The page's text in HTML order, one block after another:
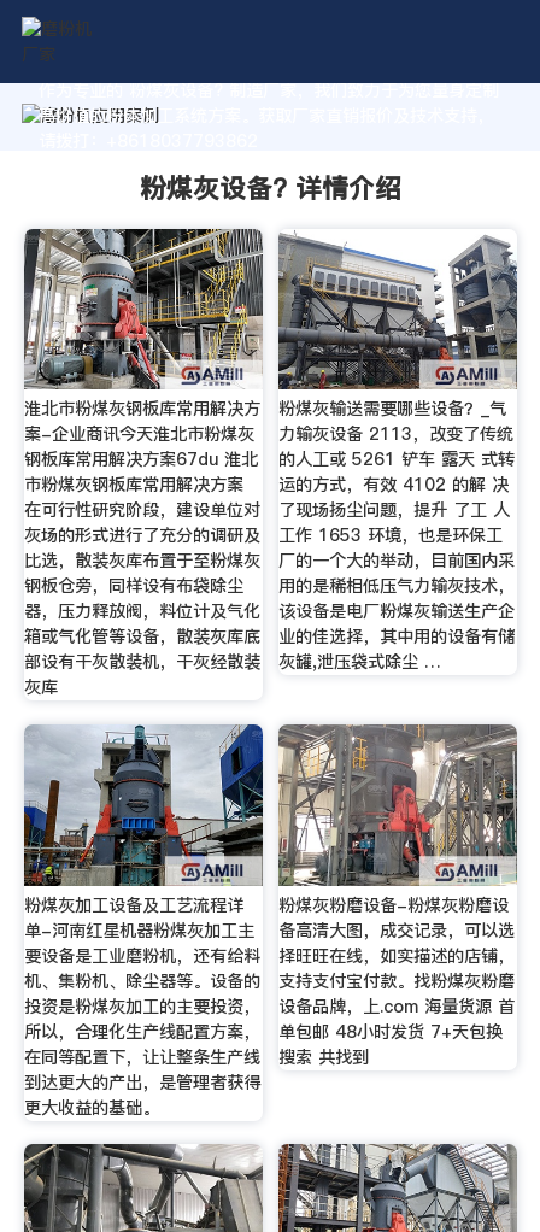
作为专业的 粉煤灰设备? 制造厂家，我们致力于为您量身定制
高价值的粉体加工系统方案。获取厂家直销报价及技术支持，
粉煤灰设备? 详情介绍
淮北市粉煤灰钢板库常用解决方
案-企业商讯今天淮北市粉煤灰
钢板库常用解决方案67du 淮北
市粉煤灰钢板库常用解决方案
在可行性研究阶段，建设单位对
灰场的形式进行了充分的调研及
比选，散装灰库布置于至粉煤灰
钢板仓旁，同样设有布袋除尘
器，压力释放阀，料位计及气化
箱或气化管等设备，散装灰库底
部设有干灰散装机，干灰经散装
灰库
粉煤灰输送需要哪些设备？_气
力输灰设备 2113，改变了传统
的人工或 5261 铲车 露天 式转
运的方式，有效 4102 的解 决
了现场扬尘问题，提升 了工 人
工作 1653 环境，也是环保工
厂的一个大的举动，目前国内采
用的是稀相低压气力输灰技术，
该设备是电厂粉煤灰输送生产企
业的佳选择，其中用的设备有储
灰罐,泄压袋式除尘 …
粉煤灰加工设备及工艺流程详
单-河南红星机器粉煤灰加工主
要设备是工业磨粉机，还有给料
机、集粉机、除尘器等。设备的
投资是粉煤灰加工的主要投资，
所以，合理化生产线配置方案，
在同等配置下，让让整条生产线
到达更大的产出，是管理者获得
更大收益的基础。
粉煤灰粉磨设备-粉煤灰粉磨设
备高清大图，成交记录，可以选
择旺旺在线，如实描述的店铺，
支持支付宝付款。找粉煤灰粉磨
设备品牌，上.com 海量货源 首
单包邮 48小时发货 7+天包换
搜索 共找到